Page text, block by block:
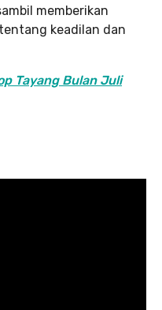
memberikan
keadilan dan
Tayang Bulan Juli